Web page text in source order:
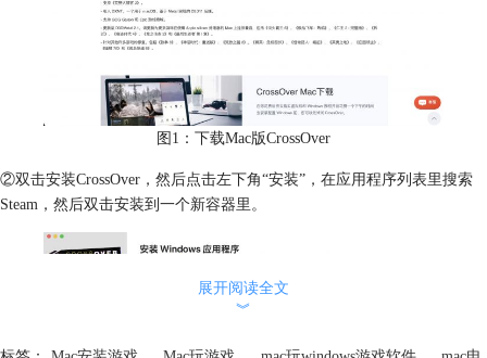
图1：下载Mac版CrossOver
②双击安装CrossOver，然后点击左下角“安装”，在应用程序列表里搜索
Steam，然后双击安装到一个新容器里。
展开阅读全文
︾